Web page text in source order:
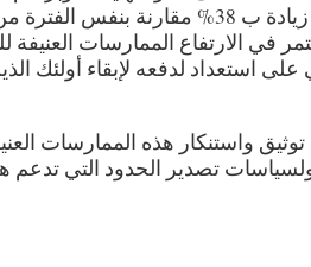
نفسه، تستمر في الارتفاع الممارسات
على استعداد لدفعه لإبقاء أولئك
واستنكار هذه الممارسات
تصدير الحدود التي تدعم